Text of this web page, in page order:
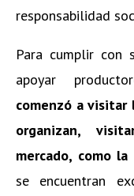
responsabilidad
Para cumplir con
apoyar
comenzó a visitar
organizan,
mercado, como
se encuentran